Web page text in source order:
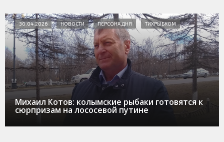
Михаил Котов: колымские рыбаки готовятся к
сюрпризам на лососевой путине
30.04.2026 НОВОСТИ ПЕРСОНА ДНЯ ТИХРЫБКОМ